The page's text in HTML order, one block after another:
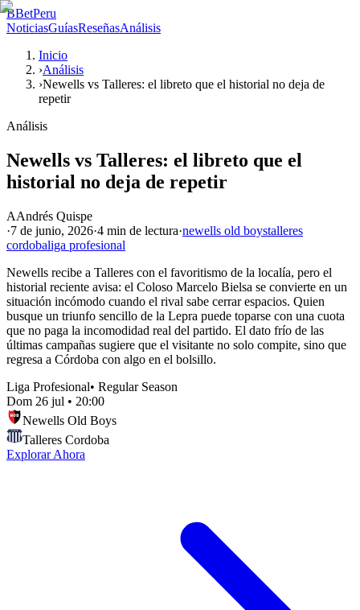
BBetPeru
NoticiasGuíasReseñasAnálisis
Inicio
›Análisis
›Newells vs Talleres: el libreto que el historial no deja de
repetir
Análisis
Newells vs Talleres: el libreto que el
historial no deja de repetir
AAndrés Quispe
·7 de junio, 2026·4 min de lectura·newells old boystalleres
cordobaliga profesional
Newells recibe a Talleres con el favoritismo de la localía, pero el
historial reciente avisa: el Coloso Marcelo Bielsa se convierte en un
situación incómodo cuando el rival sabe cerrar espacios. Quien
busque un triunfo sencillo de la Lepra puede toparse con una cuota
que no paga la incomodidad real del partido. El dato frío de las
últimas campañas sugiere que el visitante no solo compite, sino que
regresa a Córdoba con algo en el bolsillo.
Liga Profesional• Regular Season
Dom 26 jul • 20:00
Newells Old Boys
Talleres Cordoba
Explorar Ahora